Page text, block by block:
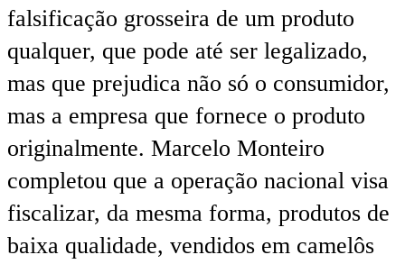
falsificação grosseira de um produto
qualquer, que pode até ser legalizado,
mas que prejudica não só o consumidor,
mas a empresa que fornece o produto
originalmente. Marcelo Monteiro
completou que a operação nacional visa
fiscalizar, da mesma forma, produtos de
baixa qualidade, vendidos em camelôs